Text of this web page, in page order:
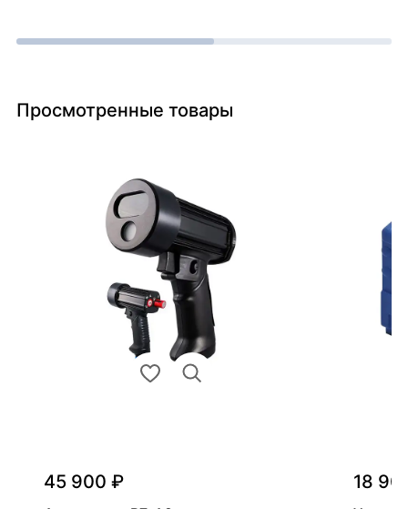
Просмотренные товары
45 900 ₽ 18